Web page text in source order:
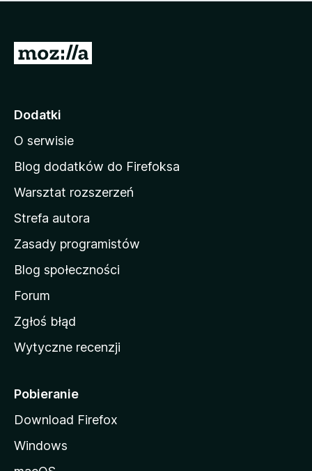
S
o
a
d
m
o
w
M
o
z
l
i
Dodatki
O serwisie
Blog dodatków do Firefoksa
Warsztat rozszerzeń
Strefa autora
Zasady programistów
Blog społeczności
Forum
Zgłoś błąd
Wytyczne recenzji
Pobieranie
Download Firefox
Windows